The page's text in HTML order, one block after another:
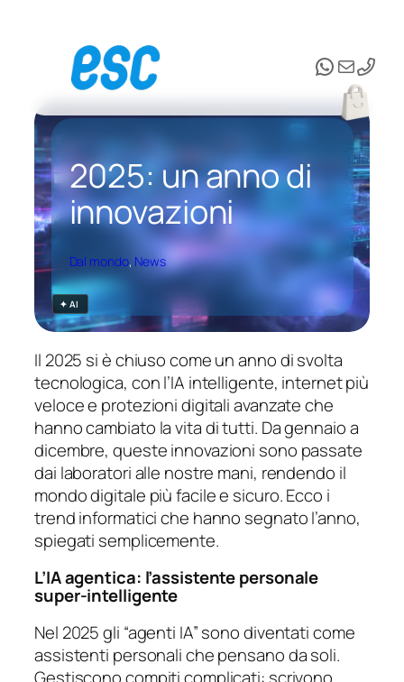
contenuto
Email
✦ AI
2025: un anno di
innovazioni
Dal mondo, News
Il 2025 si è chiuso come un anno di svolta
tecnologica, con l’IA intelligente, internet più
veloce e protezioni digitali avanzate che
hanno cambiato la vita di tutti. Da gennaio a
dicembre, queste innovazioni sono passate
dai laboratori alle nostre mani, rendendo il
mondo digitale più facile e sicuro. Ecco i
trend informatici che hanno segnato l’anno,
spiegati semplicemente.
L’IA agentica: l’assistente personale
super-intelligente
Nel 2025 gli “agenti IA” sono diventati come
assistenti personali che pensano da soli.